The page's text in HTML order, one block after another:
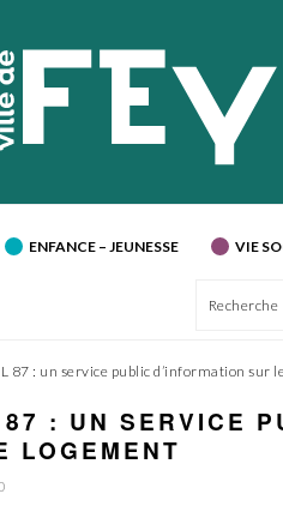
ENFANCE – JEUNESSE VIE
87 : un service public d’information sur
87 : UN SERVICE
LOGEMENT